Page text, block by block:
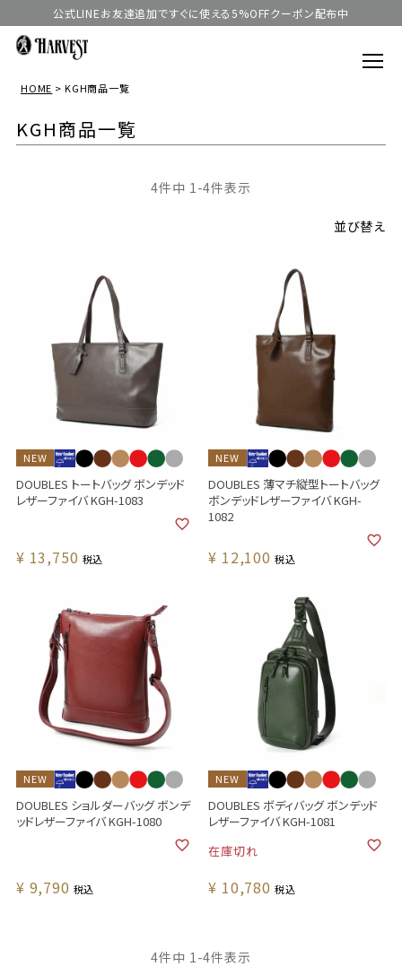
公式LINEお友達追加ですぐに使える5%OFFクーポン配布中
HOME KGH商品一覧
KGH商品一覧
並び替え
4件中 1 -4件表示
NEW
DOUBLES トートバッグ ボンデッド
レザーファイバ KGH-1083
¥ 13,750 税込
NEW
DOUBLES 薄マチ縦型トートバッグ
ボンデッドレザーファイバ KGH-
1082
¥ 12,100 税込
NEW
DOUBLES ショルダーバッグ ボンデ
ッドレザーファイバ KGH-1080
¥ 9,790 税込
NEW
DOUBLES ボディバッグ ボンデッド
レザーファイバ KGH-1081
在庫切れ
¥ 10,780 税込
4件中 1-4件表示